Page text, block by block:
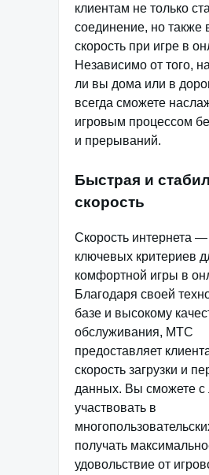
клиентам не только
соединение, но также
скорость при игре в
Независимо от того,
ли вы дома или в
всегда сможете
игровым процессом
и прерываний.
Быстрая и
скорость
Скорость интернета
ключевых критериев
комфортной игры в
Благодаря своей
базе и высокому
обслуживания, МТС
предоставляет
скорость загрузки и
данных. Вы сможете с
участвовать в
получать
удовольствие от